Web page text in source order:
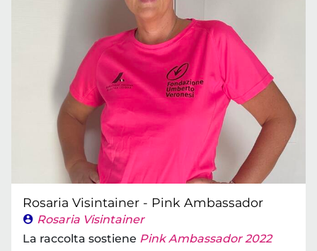
Rosaria Visintainer - Pink Ambassador
Rosaria Visintainer
La raccolta sostiene Pink Ambassador 2022